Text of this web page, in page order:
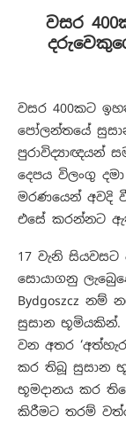
වසර
වසර 400කට
පෝලන්තයේ
පුරාවිද්‍යාඥයන්
දෙපය විලංගු
මරණයෙන් අවදි
එසේ කරන්නට
17 වැනි
සොයාගනු
Bydgoszcz
සුසාන
වන අතර
කර තිබූ සුසාන
භූමදානය කර
කිරීමට තරම්